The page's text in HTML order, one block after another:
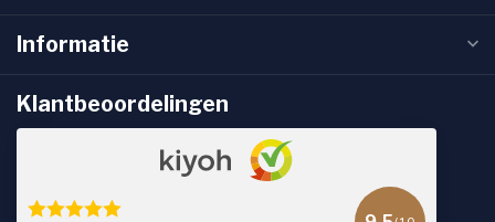
Informatie
Klantbeoordelingen